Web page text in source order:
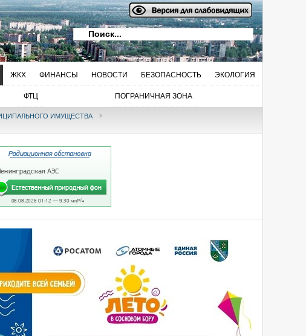
ЖКХ ФИНАНСЫ НОВОСТИ БЕЗОПАСНОСТЬ ЭКОЛОГИЯ
ФТЦ ПОГРАНИЧНАЯ ЗОНА
ИМУЩЕСТВА